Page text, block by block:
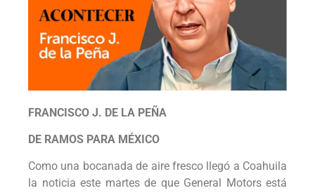
FRANCISCO J. DE LA PEÑA
DE RAMOS PARA MÉXICO
Como una bocanada de aire fresco llegó a Coahuila
la noticia este martes de que General Motors está